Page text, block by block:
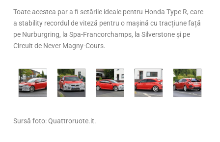
Toate acestea par a fi setările ideale pentru Honda Type R, care
a stability recordul de viteză pentru o mașină cu tracțiune față
pe Nurburgring, la Spa-Francorchamps, la Silverstone și pe
Circuit de Never Magny-Cours.
Sursă foto: Quattroruote.it.